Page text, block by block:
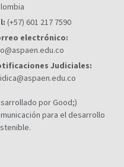
(+57) 601 217 7590
electrónico:
Judiciales:
por Good;)
para el desarrollo